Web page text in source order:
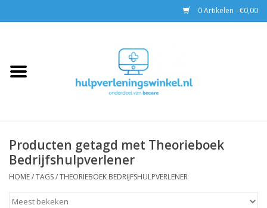
0 Artikelen - €0,00
EHBO
Producten getagd met Theorieboek
Bedrijfshulpverlener
HOME/TAGS/THEORIEBOEK BEDRIJFSHULPVERLENER